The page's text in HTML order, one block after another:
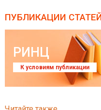
ПУБЛИКАЦИИ
РИНЦ
К условиям публикации